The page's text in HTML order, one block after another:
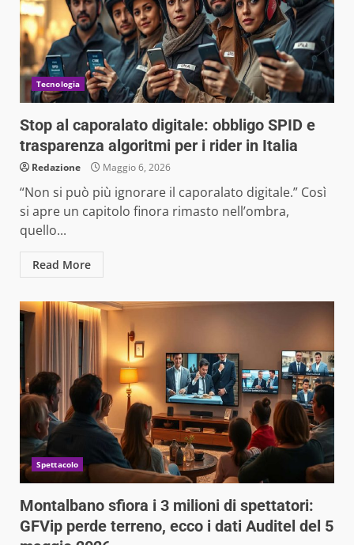
Tecnologia
Stop al caporalato digitale: obbligo SPID e
trasparenza algoritmi per i rider in Italia
Redazione Maggio 6, 2026
“Non si può più ignorare il caporalato digitale.” Così
si apre un capitolo finora rimasto nell’ombra,
quello...
Read More
Spettacolo
Montalbano sfiora i 3 milioni di spettatori:
GFVip perde terreno, ecco i dati Auditel del 5